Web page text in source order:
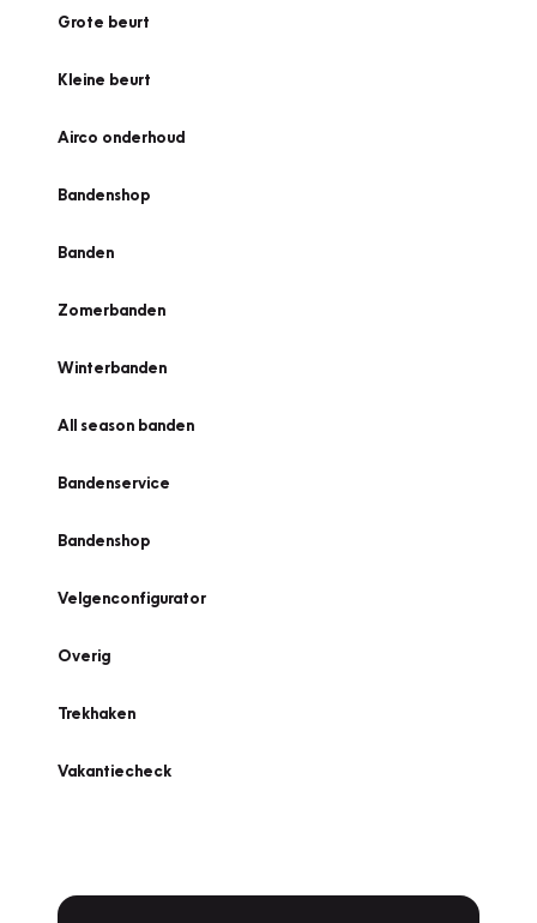
Grote beurt
Kleine beurt
Airco onderhoud
Bandenshop
Banden
Zomerbanden
Winterbanden
All season banden
Bandenservice
Bandenshop
Velgenconfigurator
Overig
Trekhaken
Vakantiecheck